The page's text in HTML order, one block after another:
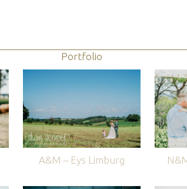
Portfolio
A&M – Eys Limburg